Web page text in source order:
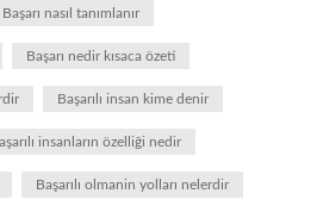
Başarı nasıl tanımlanır
Başarı nedir kısaca özeti
Başarılı insan kime denir
insanların özelliği nedir
Başarılı olmanin yolları nelerdir